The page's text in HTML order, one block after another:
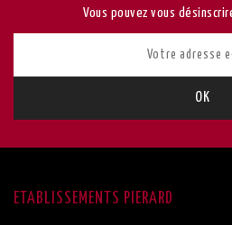
Vous pouvez vous
ETABLISSEMENTS PIERARD